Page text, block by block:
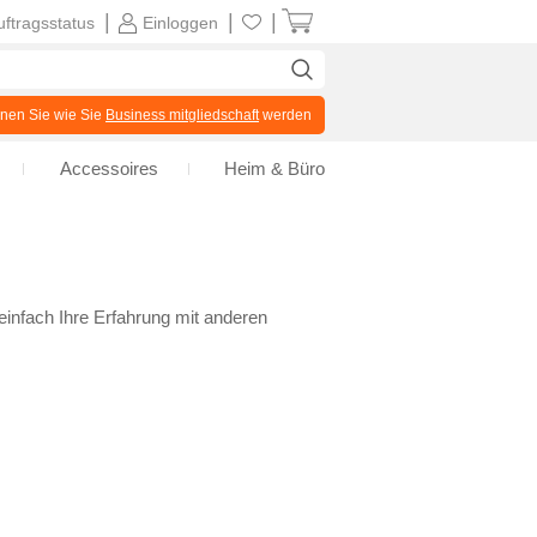
Ihre Erfahrung mit anderen
Einloggen
Sie wie Sie Business mitgliedschaftwerden
Accessoires Heim & Büro